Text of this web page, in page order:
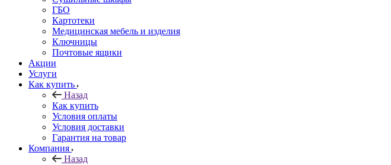
ГБО
Картотеки
Медицинская мебель и изделия
Ключницы
Почтовые ящики
Акции
Услуги
Как купить
Назад
Как купить
Условия оплаты
Условия доставки
Гарантия на товар
Компания
Назад